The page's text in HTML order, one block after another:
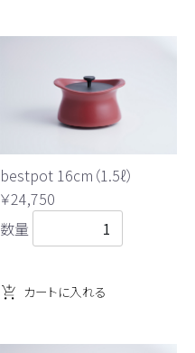
bestpot 16cm（1.5ℓ）
￥24,750
数量
カートに入れる